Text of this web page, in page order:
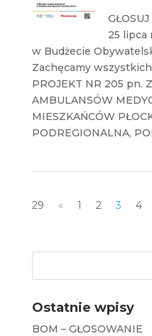
25 lipca
w Budżecie
Zachęcamy
PROJEKT NR 205 pn.
AMBULANSÓW
MIESZKAŃCÓW
PODREGIONALNA,
29
« 1 2 3 4
Ostatnie wpisy
BOM – GŁOSOWANIE